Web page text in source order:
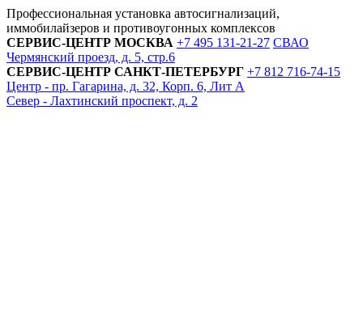
Профессиональная установка автосигнализаций,
иммобилайзеров и противоугонных комплексов
СЕРВИС-ЦЕНТР МОСКВА +7 495 131-21-27 СВАО
Чермянский проезд, д. 5, стр.6
СЕРВИС-ЦЕНТР САНКТ-ПЕТЕРБУРГ +7 812 716-74-15
Центр - пр. Гагарина, д. 32, Корп. 6, Лит А
Север - Лахтинский проспект, д. 2